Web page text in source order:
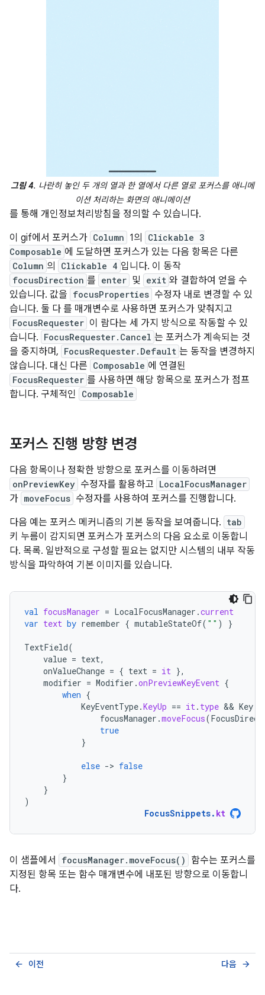
그림 4. 나란히 놓인 두 개의 열과 한 열에서 다른 열로 포커스를 애니메
이션 처리하는 화면의 애니메이션
를 통해 개인정보처리방침을 정의할 수 있습니다.
이 gif에서 포커스가 Column 1의
Clickable 3
Composable 에 도달하면 포커스가 있는 다음 항목은 다른
Column 의 Clickable 4 입니다. 이 동작
focusDirection 를 enter 및 exit 와 결합하여 얻을 수
있습니다. 값을 focusProperties 수정자 내로 변경할 수 있
습니다. 둘 다 를 매개변수로 사용하면 포커스가 맞춰지고
FocusRequester 이 람다는 세 가지 방식으로 작동할 수 있
습니다. FocusRequester.Cancel 는 포커스가 계속되는 것
을 중지하며, FocusRequester.Default 는 동작을 변경하지
않습니다. 대신 다른 Composable 에 연결된
FocusRequester 를 사용하면 해당 항목으로 포커스가 점프
합니다. 구체적인
Composable
포커스 진행 방향 변경
다음 항목이나 정확한 방향으로 포커스를 이동하려면
onPreviewKey 수정자를 활용하고 LocalFocusManager
가 moveFocus 수정자를 사용하여 포커스를 진행합니다.
다음 예는 포커스 메커니즘의 기본 동작을 보여줍니다. tab
키 누름이 감지되면 포커스가 포커스의 다음 요소로 이동합니
다. 목록. 일반적으로 구성할 필요는 없지만 시스템의 내부 작동
방식을 파악하여 기본 이미지를 있습니다.
val focusManager = LocalFocusManager .current
var text by remember { mutableStateOf( "" ) }
TextField(
value = text,
onValueChange = { text = it },
modifier = Modifier .onPreviewKeyEvent {
when {
KeyEventType.KeyUp == it. type && Key
focusManager .moveFocus(
true
}
else -> false
}
}
)
FocusSnippets. kt
이 샘플에서 focusManager.moveFocus()
함수는 포커스를
지정된 항목 또는 함수 매개변수에 내포된 방향으로 이동합니
다.
이전
arrow_back 다음 arrow_forward